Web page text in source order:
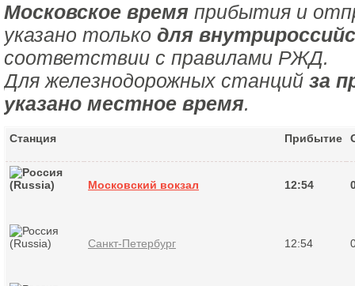
Московское время прибытия и
указано только для
соответствии с правилами РЖД.
Для железнодорожных станций за
указано местное время.
Станция Прибытие
Московский вокзал 12:54
Санкт-Петербург 12:54